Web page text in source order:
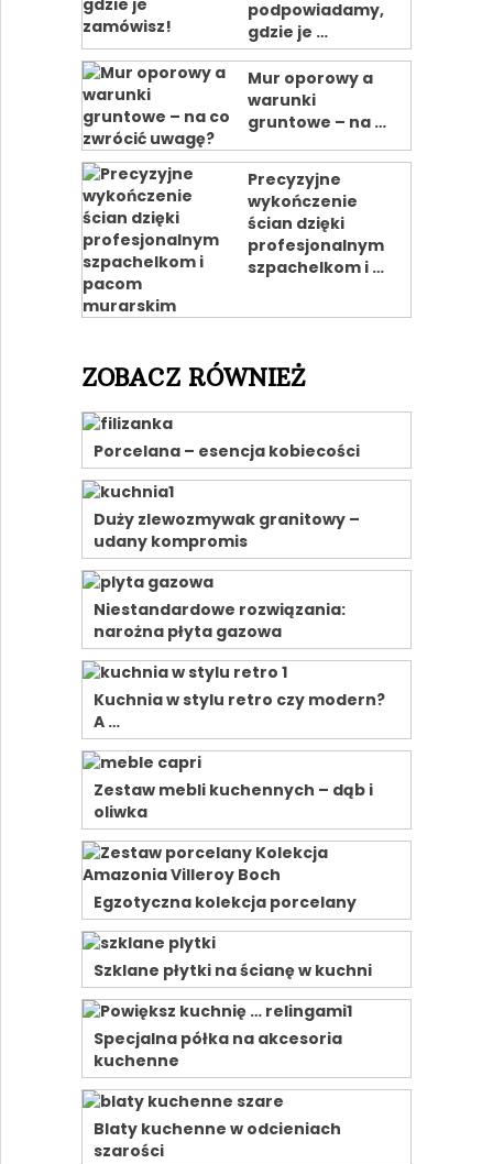
podpowiadamy,
gdzie je …
Mur oporowy a
warunki
gruntowe – na …
Precyzyjne
wykończenie
ścian dzięki
profesjonalnym
szpachelkom i …
ZOBACZ RÓWNIEŻ
Porcelana – esencja kobiecości
Duży zlewozmywak granitowy –
udany kompromis
Niestandardowe rozwiązania:
narożna płyta gazowa
Kuchnia w stylu retro czy modern?
A …
Zestaw mebli kuchennych – dąb i
oliwka
Egzotyczna kolekcja porcelany
Szklane płytki na ścianę w kuchni
Specjalna półka na akcesoria
kuchenne
Blaty kuchenne w odcieniach
szarości